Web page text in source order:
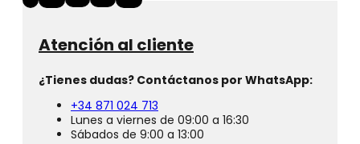
Atención al cliente
¿Tienes dudas? Contáctanos por WhatsApp:
+34 871 024 713
Lunes a viernes de 09:00 a 16:30
Sábados de 9:00 a 13:00